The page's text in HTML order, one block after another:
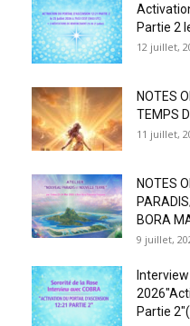
Partie 2
12 juillet,
NOTES
TEMPS
11 juillet,
NOTES
BORA
9 juillet,
Partie